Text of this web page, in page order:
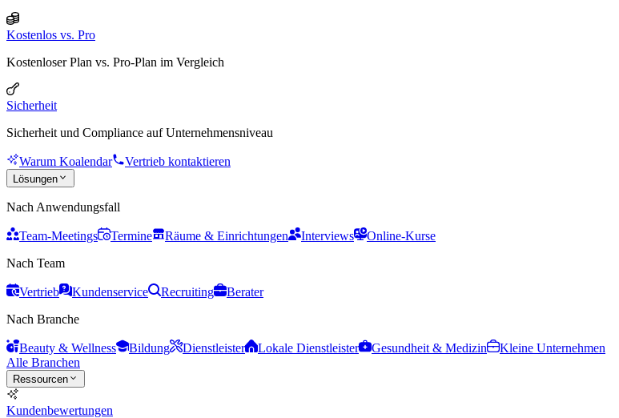
Kostenlos vs. Pro
Kostenloser Plan vs. Pro-Plan im Vergleich
Sicherheit
Sicherheit und Compliance auf Unternehmensniveau
Warum Koalendar Vertrieb kontaktieren
Lösungen
Nach Anwendungsfall
Team-Meetings Termine Räume & Einrichtungen Interviews
Online-Kurse
Nach Team
Vertrieb Kundenservice Recruiting
Berater
Nach Branche
Beauty & Wellness Bildung Dienstleister Lokale Dienstleister Gesundheit & Medizin
Kleine Unternehmen
Alle Branchen
Ressourcen
Kundenbewertungen